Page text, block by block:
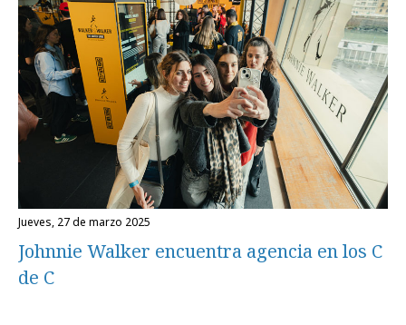
jueves, 27 de marzo 2025
Johnnie Walker encuentra agencia en los C
de C